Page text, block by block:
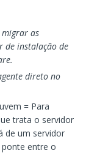
migrar as
de instalação de
direto no
= Para
trata o servidor
de um servidor
entre o